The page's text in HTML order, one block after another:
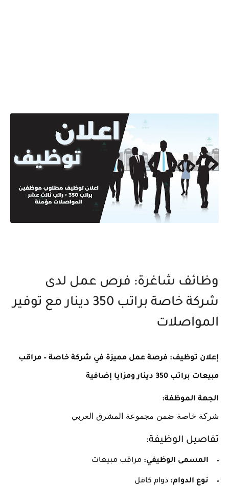
وظائف شاغرة: فرص عمل لدى
شركة خاصة براتب 350 دينار مع توفير
المواصلات
إعلان توظيف: فرصة عمل مميزة في شركة خاصة – مراقب
مبيعات براتب 350 دينار ومزايا إضافية
الجهة الموظفة:
شركة خاصة ضمن مجموعة المشرق العربي
تفاصيل الوظيفة:
المسمى الوظيفي: مراقب مبيعات
نوع الدوام: دوام كامل